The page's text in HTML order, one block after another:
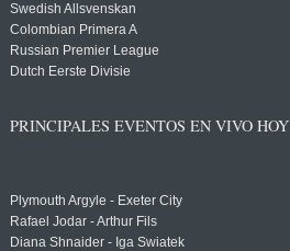
Swedish Allsvenskan
Colombian Primera A
Russian Premier League
Dutch Eerste Divisie
PRINCIPALES EVENTOS EN VIVO HOY
Plymouth Argyle - Exeter City
Rafael Jodar - Arthur Fils
Diana Shnaider - Iga Swiatek